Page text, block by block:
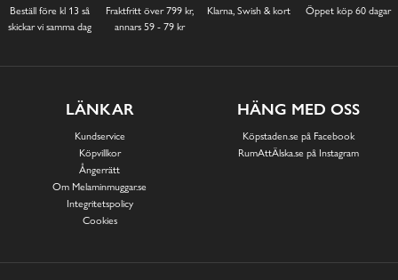
Beställ före kl 13 så
skickar vi samma dag
Fraktfritt över 799 kr,
annars 59 - 79 kr
Klarna, Swish & kort Öppet köp 60 dagar
LÄNKAR
Kundservice
Köpvillkor
Ångerrätt
Om Melaminmuggar.se
Integritetspolicy
Cookies
HÄNG MED OSS
Köpstaden.se på Facebook
RumAttÄlska.se på Instagram